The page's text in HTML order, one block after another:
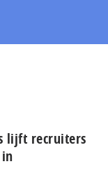
lijft recruiters